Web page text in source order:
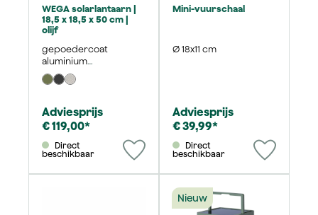
WEGA solarlantaarn |
18,5 x 18,5 x 50 cm |
olijf
gepoedercoat
aluminium
drukgietwerk
Adviesprijs
€ 119,00*
beschikbaar
Mini-vuurschaal
Ø 18x11 cm
Adviesprijs
€ 39,99*
beschikbaar
Nieuw